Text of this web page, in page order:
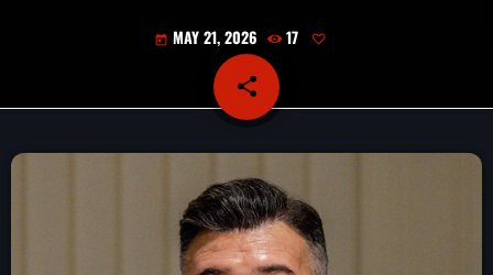
LA CAMPESINA 104.5 FM
LA CAMPESINA GEORGIA
today MAY 21, 2026 17
share
email